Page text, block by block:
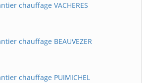
chauffage VACHERES
chauffage BEAUVEZER
chauffage PUIMICHEL